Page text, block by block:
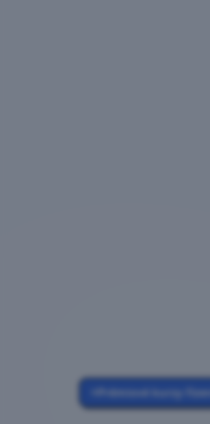
Prémiové kurzy řízení